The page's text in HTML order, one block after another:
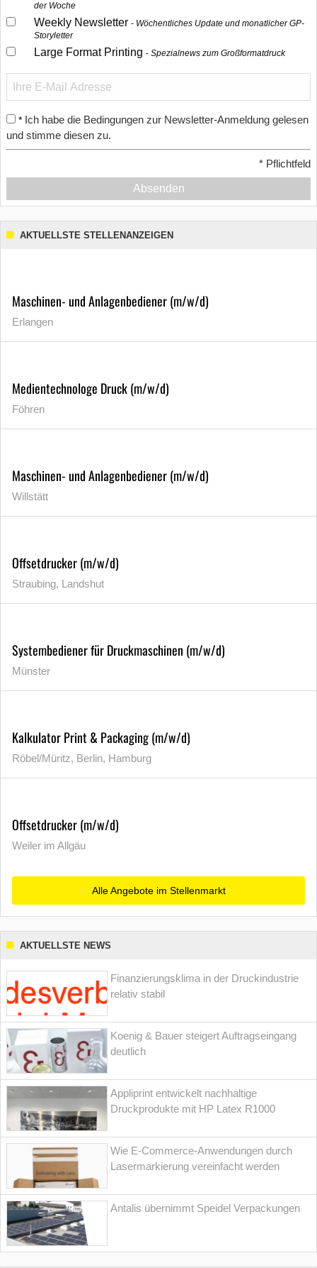
der Woche
Weekly Newsletter
Wöchentliches Update und monatlicher GP-
Storyletter
Large Format Printing Spezialnews zum Großformatdruck
* Ich habe die Bedingungen zur Newsletter-Anmeldung gelesen
und stimme diesen zu.
* Pflichtfeld
Absenden
AKTUELLSTE STELLENANZEIGEN
Maschinen- und Anlagenbediener (m/w/d)
Erlangen
Medientechnologe Druck (m/w/d)
Föhren
Maschinen- und Anlagenbediener (m/w/d)
Willstätt
Offsetdrucker (m/w/d)
Straubing, Landshut
Systembediener für Druckmaschinen (m/w/d)
Münster
Kalkulator Print & Packaging (m/w/d)
Röbel/Müritz, Berlin, Hamburg
Offsetdrucker (m/w/d)
Weiler im Allgäu
Alle Angebote im Stellenmarkt
AKTUELLSTE NEWS
Finanzierungsklima in der Druckindustrie
relativ stabil
Koenig & Bauer steigert Auftragseingang
deutlich
Appliprint entwickelt nachhaltige
Druckprodukte mit HP Latex R1000
Wie E-Commerce-Anwendungen durch
Lasermarkierung vereinfacht werden
Antalis übernimmt Speidel Verpackungen